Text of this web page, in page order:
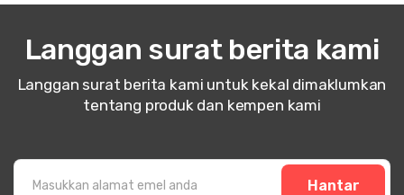
Langgan surat berita kami
Langgan surat berita kami untuk kekal dimaklumkan
tentang produk dan kempen kami
Hantar